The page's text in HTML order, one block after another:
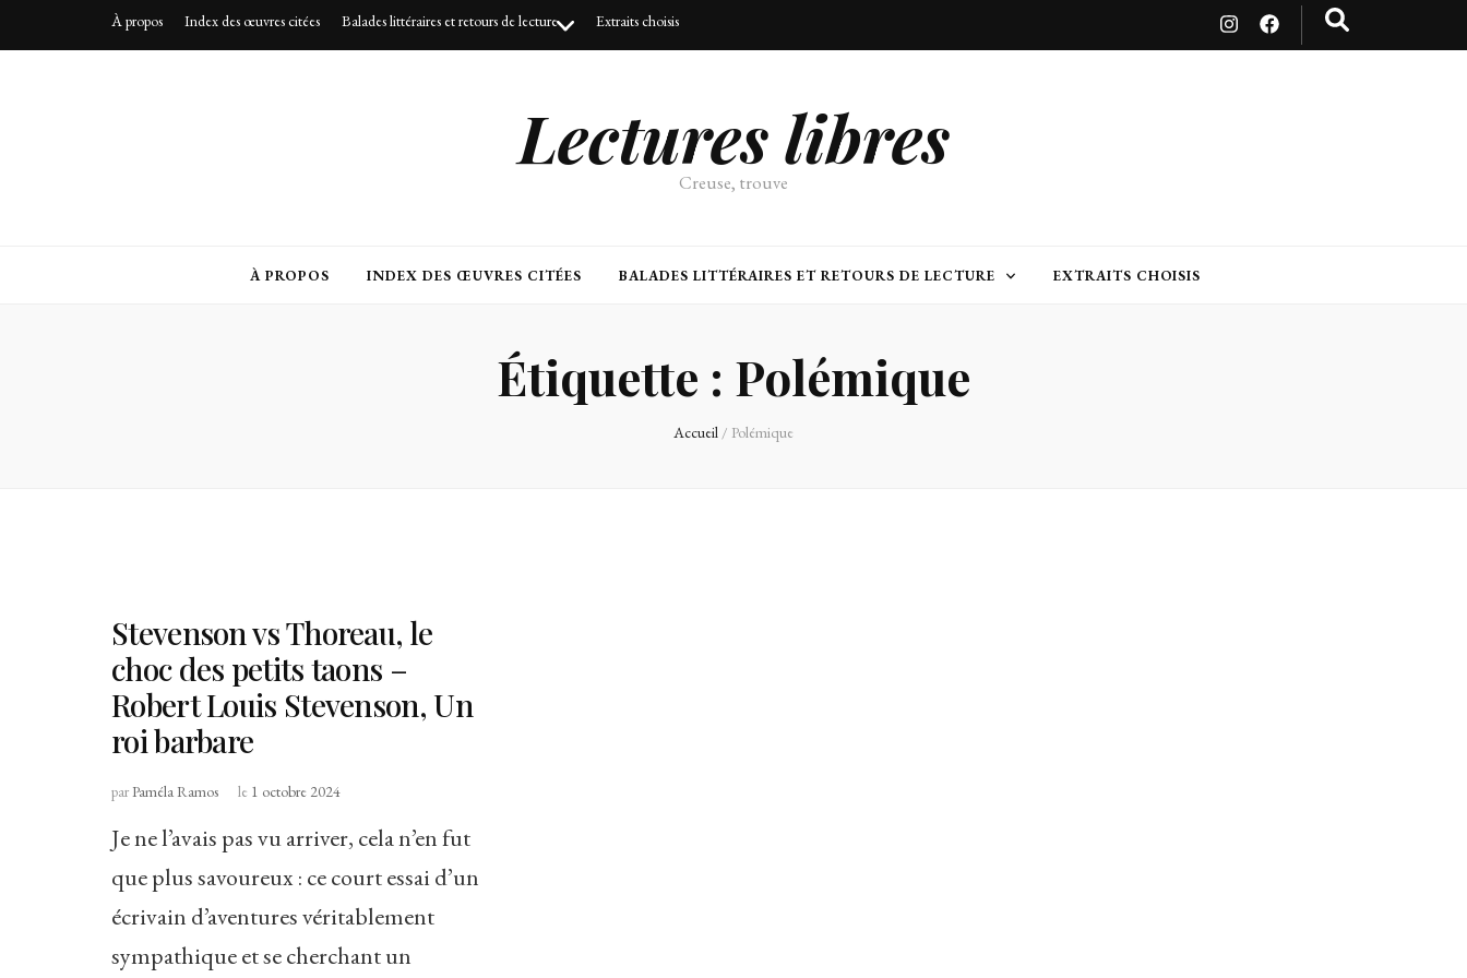
À propos Index des œuvres citées Balades littéraires et retours de lecture Extraits choisis
Lectures libres
Creuse, trouve
À PROPOS INDEX DES ŒUVRES CITÉES BALADES LITTÉRAIRES ET RETOURS DE LECTURE EXTRAITS CHOISIS
Étiquette : Polémique
Accueil / Polémique
Stevenson vs Thoreau, le
choc des petits taons –
Robert Louis Stevenson, Un
roi barbare
parPaméla Ramos le 1 octobre 2024
Je ne l’avais pas vu arriver, cela n’en fut
que plus savoureux : ce court essai d’un
écrivain d’aventures véritablement
sympathique et se cherchant un